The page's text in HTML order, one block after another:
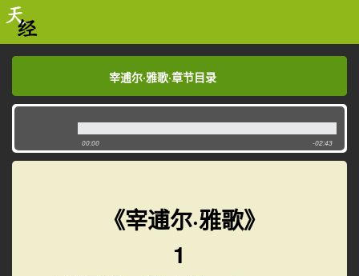
宰逋尔·雅歌·章节目录
宰逋尔·雅歌·章节目录
00:00 -02:43
《宰逋尔·雅歌》
1